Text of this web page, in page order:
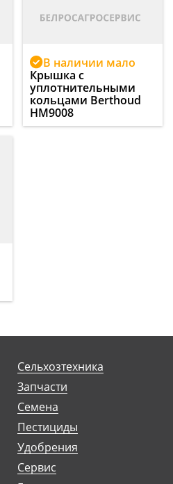
В наличии мало
Крышка с
уплотнительными
кольцами Berthoud
HM9008
Сельхозтехника
Запчасти
Семена
Пестициды
Удобрения
Сервис